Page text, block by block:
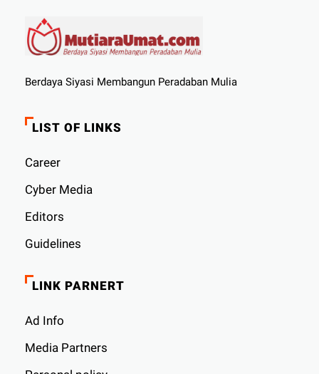
Berdaya Siyasi Membangun Peradaban Mulia
LIST OF LINKS
Career
Cyber ​​Media
Editors
Guidelines
LINK PARNERT
Ad Info
Media Partners